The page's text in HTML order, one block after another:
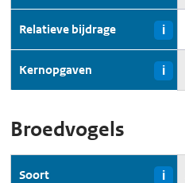
Relatieve bijdrage i
Kernopgaven i
Broedvogels
Soort i